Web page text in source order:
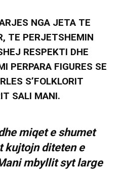
NGA JETA TE
TE PERJETSHEMIN
RESPEKTI DHE
PERPARA FIGURES SE
S’FOLKLORIT
SALI MANI.
miqet e shumet
kujtojn diteten e
mbyllit syt large